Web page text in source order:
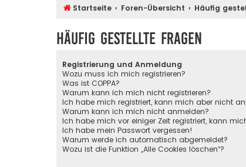
Startseite Foren-Übersicht Häufig
Häufig gestellte Fragen
Registrierung und Anmeldung
Wozu muss ich mich registrieren?
Was ist COPPA?
Warum kann ich mich nicht registrieren?
Ich habe mich registriert, kann mich aber nicht
Warum kann ich mich nicht anmelden?
Ich habe mich vor einiger Zeit registriert, kann
Ich habe mein Passwort vergessen!
Warum werde ich automatisch abgemeldet?
Wozu ist die Funktion „Alle Cookies löschen“?